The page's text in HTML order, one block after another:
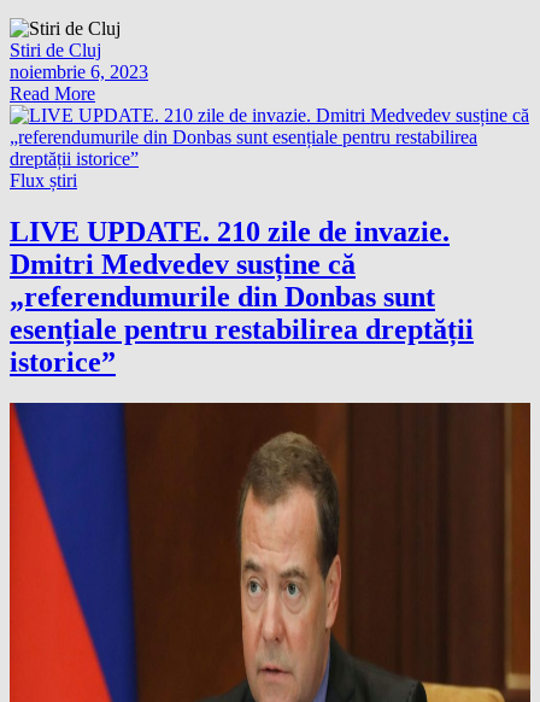
Stiri de Cluj
noiembrie 6, 2023
Read More
Flux știri
LIVE UPDATE. 210 zile de invazie.
Dmitri Medvedev susține că
„referendumurile din Donbas sunt
esențiale pentru restabilirea dreptății
istorice”